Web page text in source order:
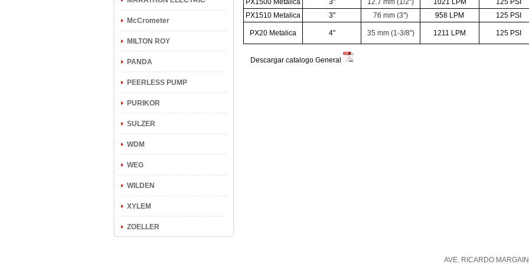
McCrometer
MILTON ROY
PANDA
PEERLESS PUMP
PURIKOR
SULZER
WDM
WEG
WILDEN
XYLEM
ZOELLER
PX1500 Metalica
3" 12.7 mm (1/2'') 1021 LPM
125 PSI
PX1510 Metalica
3" 76 mm (3'') 958 LPM 125 PSI
PX20 Metalica 4" 35 mm (1-3/8'') 1211 LPM 125 PSI
Descargar catalogo General
AVE. RICARDO